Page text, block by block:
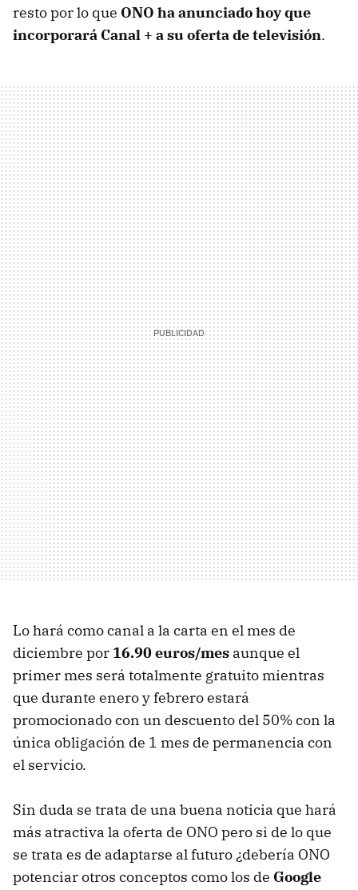
resto por lo que ONO ha anunciado hoy que
incorporará Canal + a su oferta de televisión.
Lo hará como canal a la carta en el mes de
diciembre por 16.90 euros/mes aunque el
primer mes será totalmente gratuito mientras
que durante enero y febrero estará
promocionado con un descuento del 50% con la
única obligación de 1 mes de permanencia con
el servicio.
Sin duda se trata de una buena noticia que hará
más atractiva la oferta de ONO pero si de lo que
se trata es de adaptarse al futuro ¿debería ONO
potenciar otros conceptos como los de Google